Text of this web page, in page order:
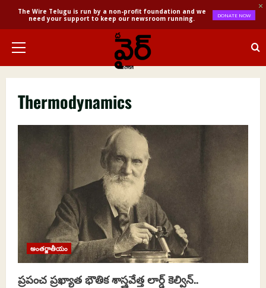
The Wire Telugu is run by a non-profit foundation and we
need your support to keep our newsroom running.
DONATE NOW
content
Primary
Menu
Thermodynamics
అంతర్జాతీయం
ప్రపంచ ప్రఖ్యాత భౌతిక శాస్త్రవేత్త లార్డ్ కెల్విన్..